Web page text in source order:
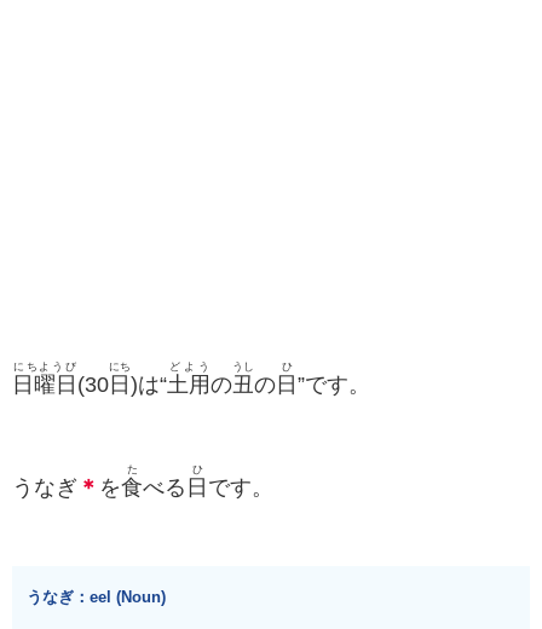
日曜日
にちようび
(30日
にち
)は“土用
どよう
の丑
うし
の日
ひ
”です。
うなぎ ＊ を食
た
べる 日
ひ
です。
うなぎ：eel (Noun)